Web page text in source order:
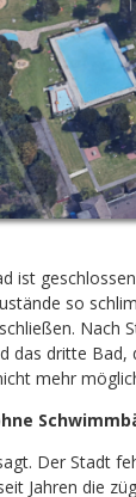
ist
so
Nach
das dritte
mehr
Der Stadt
Jahren die